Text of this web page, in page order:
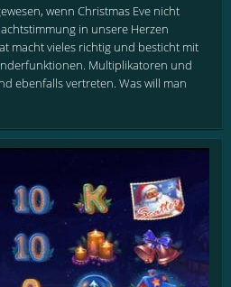
wenn Christmas Eve nicht
in unsere Herzen
macht vieles richtig und besticht mit
Multiplikatoren und
ebenfalls vertreten. Was will man